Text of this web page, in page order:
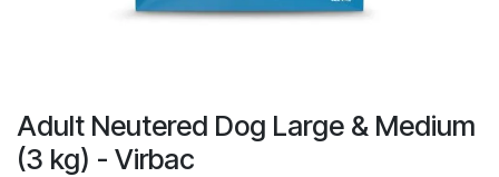
Adult Neutered Dog Large & Medium
(3 kg) - Virbac